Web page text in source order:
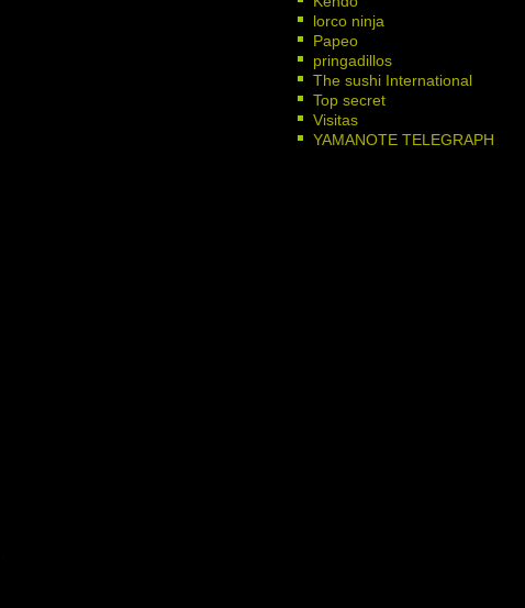
lorco ninja
Papeo
pringadillos
The sushi International
Top secret
Visitas
YAMANOTE TELEGRAPH